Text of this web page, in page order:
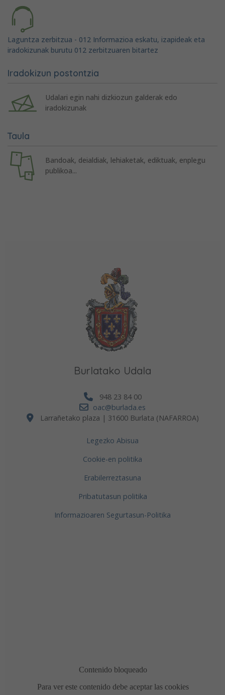
Laguntza zerbitzua - 012 Informazioa eskatu, izapideak eta
iradokizunak burutu 012 zerbitzuaren bitartez
Iradokizun postontzia
Udalari egin nahi dizkiozun galderak edo
iradokizunak
Taula
Bandoak, deialdiak, lehiaketak, ediktuak, enplegu
publikoa...
Burlatako Udala
948 23 84 00
oac@burlada.es
Larrañetako plaza | 31600 Burlata (NAFARROA)
Legezko Abisua
Cookie-en politika
Erabilerreztasuna
Pribatutasun politika
Informazioaren Segurtasun-Politika